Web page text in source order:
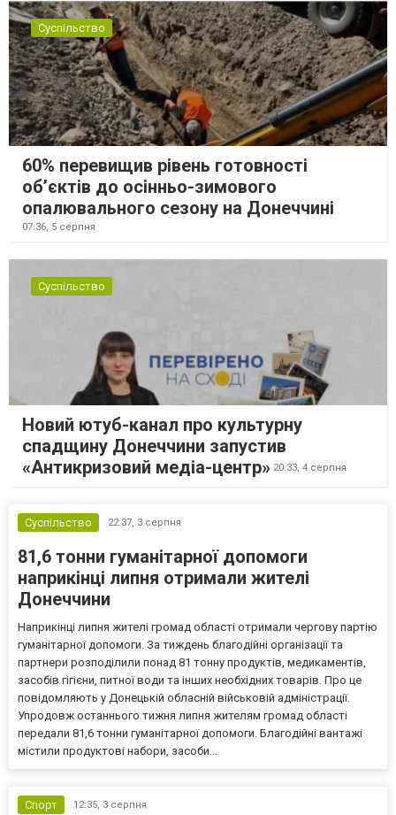
Суспільство
60% перевищив рівень готовності
об’єктів до осінньо-зимового
опалювального сезону на Донеччині
07:36, 5 серпня
Суспільство
Новий ютуб-канал про культурну
спадщину Донеччини запустив
«Антикризовий медіа-центр» 20:33, 4 серпня
Суспільство 22:37, 3 серпня
81,6 тонни гуманітарної допомоги
наприкінці липня отримали жителі
Донеччини
Наприкінці липня жителі громад області отримали чергову партію
гуманітарної допомоги. За тиждень благодійні організації та
партнери розподілили понад 81 тонну продуктів, медикаментів,
засобів гігієни, питної води та інших необхідних товарів. Про це
повідомляють у Донецькій обласній військовій адміністрації.
Упродовж останнього тижня липня жителям громад області
передали 81,6 тонни гуманітарної допомоги. Благодійні вантажі
містили продуктові набори, засоби...
Спорт 12:35, 3 серпня